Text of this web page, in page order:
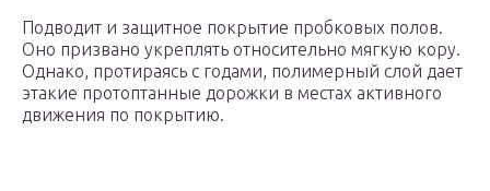
Подводит и защитное покрытие пробковых полов.
Оно призвано укреплять относительно мягкую кору.
Однако, протираясь с годами, полимерный слой дает
этакие протоптанные дорожки в местах активного
движения по покрытию.